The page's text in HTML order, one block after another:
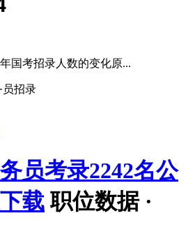
国考招录人数的变化原...
员招录
员考录2242名公
载 职位数据 ·